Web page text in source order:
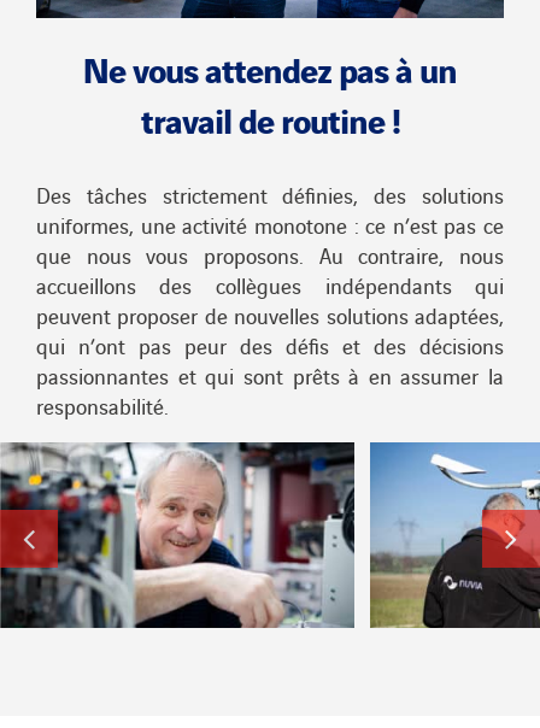
Ne vous attendez pas à un
travail de routine !
Des tâches strictement définies, des solutions
uniformes, une activité monotone : ce n’est pas ce
que nous vous proposons. Au contraire, nous
accueillons des collègues indépendants qui
peuvent proposer de nouvelles solutions adaptées,
qui n’ont pas peur des défis et des décisions
passionnantes et qui sont prêts à en assumer la
responsabilité.